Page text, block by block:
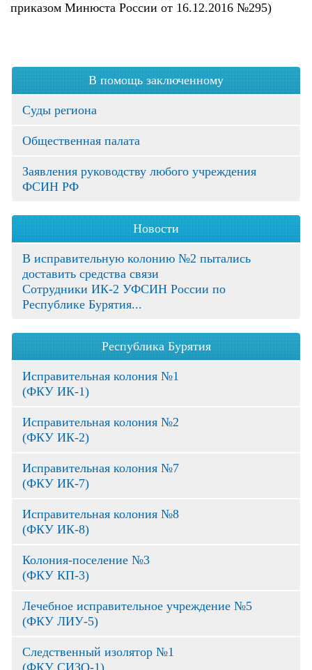
приказом Минюста России от 16.12.2016 №295)
В помощь заключенному
Суды региона
Общественная палата
Заявления руководству любого учреждения
ФСИН РФ
Новости
В исправительную колонию №2 пытались
доставить средства связи
Сотрудники ИК-2 УФСИН России по
Республике Бурятия...
Республика Бурятия
Исправительная колония №1
(ФКУ ИК-1)
Исправительная колония №2
(ФКУ ИК-2)
Исправительная колония №7
(ФКУ ИК-7)
Исправительная колония №8
(ФКУ ИК-8)
Колония-поселение №3
(ФКУ КП-3)
Лечебное исправительное учреждение №5
(ФКУ ЛИУ-5)
Следственный изолятор №1
(ФКУ СИЗО-1)